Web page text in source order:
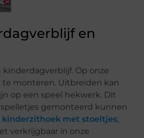
en
Op onze
monteren. Uitbreiden kan
op een speel hekwerk. Dit
gemonteerd kunnen
kinderzithoek met stoeltjes,
verkrijgbaar in onze